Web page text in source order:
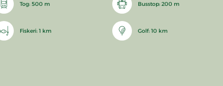
Tog: 500 m Busstop: 200 m
Fiskeri: 1 km Golf: 10 km